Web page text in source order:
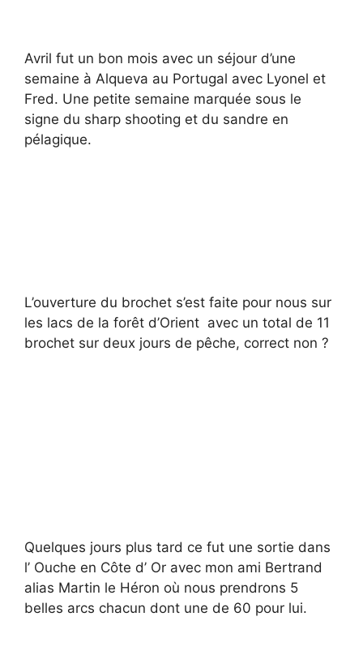
Avril fut un bon mois avec un séjour d’une
semaine à Alqueva au Portugal avec Lyonel et
Fred. Une petite semaine marquée sous le
signe du sharp shooting et du sandre en
pélagique.
L’ouverture du brochet s’est faite pour nous sur
les lacs de la forêt d’Orient avec un total de 11
brochet sur deux jours de pêche, correct non ?
Quelques jours plus tard ce fut une sortie dans
l’ Ouche en Côte d’ Or avec mon ami Bertrand
alias Martin le Héron où nous prendrons 5
belles arcs chacun dont une de 60 pour lui.